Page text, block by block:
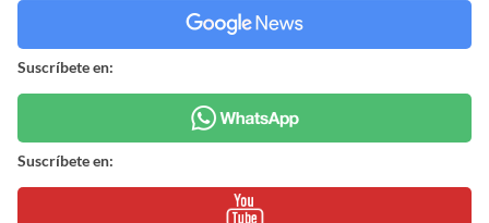
Suscríbete en:
Suscríbete en: